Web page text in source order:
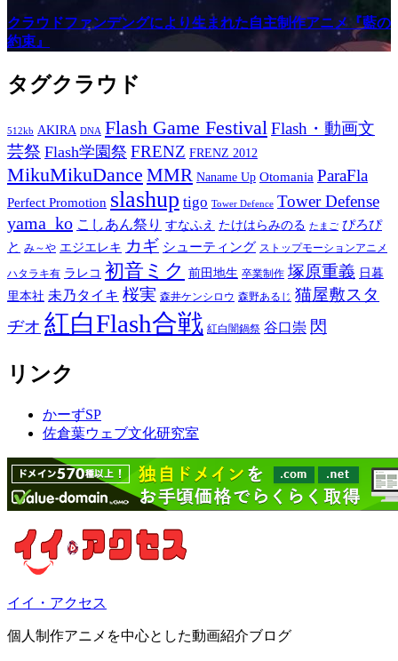
クラウドファンデングにより生まれた自主制作アニメ『藍の
約束』
タグクラウド
512kb AKIRA DNA Flash Game FestivalFlash・動画文
芸祭 Flash学園祭 FRENZ FRENZ 2012
MikuMikuDance MMR Naname Up Otomania ParaFla
Perfect Promotion slashup tigo Tower Defence Tower Defense
yama_ko こしあん祭り すなふえ たけはらみのる たまご ぴろぴ
と み～や エジエレキ カギ シューティング ストップモーションアニメ
ハタラキ有 ラレコ 初音ミク 前田地生 卒業制作 塚原重義 日暮
里本社 未乃タイキ 桜実 森井ケンシロウ 森野あるじ 猫屋敷スタ
ヂオ 紅白Flash合戦 紅白闇鍋祭 谷口崇 閃
リンク
かーずSP
佐倉葉ウェブ文化研究室
イイ・アクセス
個人制作アニメを中心とした動画紹介ブログ